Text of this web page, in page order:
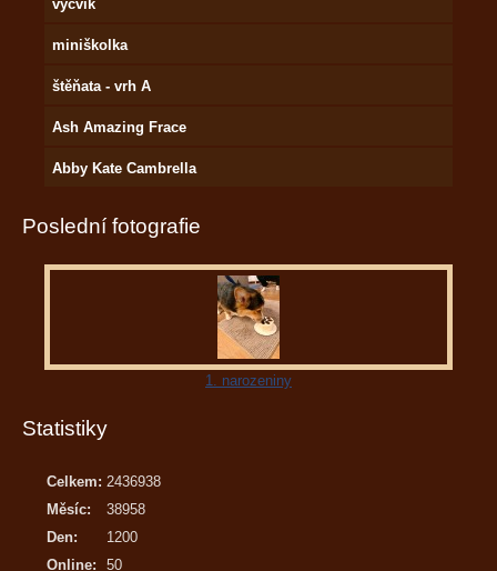
výcvik
miniškolka
štěňata - vrh A
Ash Amazing Frace
Abby Kate Cambrella
Poslední fotografie
1. narozeniny
Statistiky
Online: 50
Celkem: 2436938
Měsíc:
38958
Den:
1200